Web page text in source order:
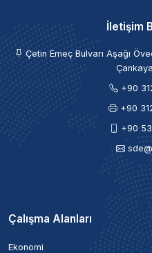
İletişim
Çetin Emeç Bulvarı Aşağı
+90
+90
+90
Çalışma Alanları
Ekonomi